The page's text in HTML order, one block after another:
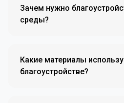
освещения, детских и
организацию парковок,
Зачем нужно
среды?
безопасность и делает
привлекательным для
Какие материалы
благоустройстве?